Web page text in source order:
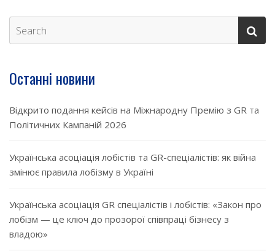
Останні новини
Відкрито подання кейсів на Міжнародну Премію з GR та
Політичних Кампаній 2026
Українська асоціація лобістів та GR-спеціалістів: як війна
змінює правила лобізму в Україні
Українська асоціація GR спеціалістів і лобістів: «Закон про
лобізм — це ключ до прозорої співпраці бізнесу з
владою»